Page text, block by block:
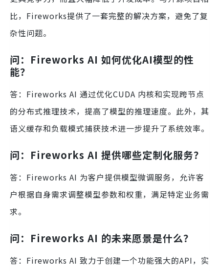
比，Fireworks提供了一套完整的解决方案，避免了复
杂性问题。
问：Fireworks AI 如何优化AI模型的性
能？
答：Fireworks AI 通过优化CUDA 内核和实现跨节点
的分布式推理技术，提高了模型的推理速度。此外，其
语义缓存和负载模式捕获技术进一步提升了系统效率。
问：Fireworks AI 提供哪些定制化服务？
答：Fireworks AI 为客户提供模型微调服务，允许客
户根据自身需求调整模型参数和权重，满足特定业务需
求。
问：Fireworks AI 的未来愿景是什么？
答：Fireworks AI 致力于创建一个功能强大的API，实